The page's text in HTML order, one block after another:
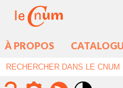
À PROPOS